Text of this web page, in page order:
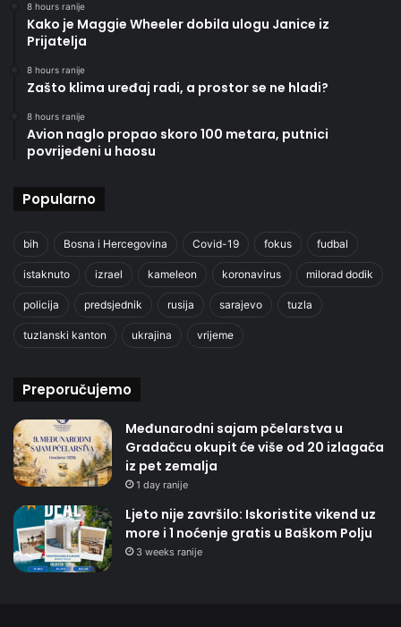
8 hours ranije
Kako je Maggie Wheeler dobila ulogu Janice iz
Prijatelja
8 hours ranije
Zašto klima uređaj radi, a prostor se ne hladi?
8 hours ranije
Avion naglo propao skoro 100 metara, putnici
povrijeđeni u haosu
Popularno
bih Bosna i Hercegovina Covid-19 fokus fudbal
istaknuto izrael kameleon koronavirus milorad dodik
policija predsjednik rusija sarajevo tuzla
tuzlanski kanton ukrajina vrijeme
Preporučujemo
Međunarodni sajam pčelarstva u
Gradačcu okupit će više od 20 izlagača
iz pet zemalja
1 day ranije
Ljeto nije završilo: Iskoristite vikend uz
more i 1 noćenje gratis u Baškom Polju
3 weeks ranije